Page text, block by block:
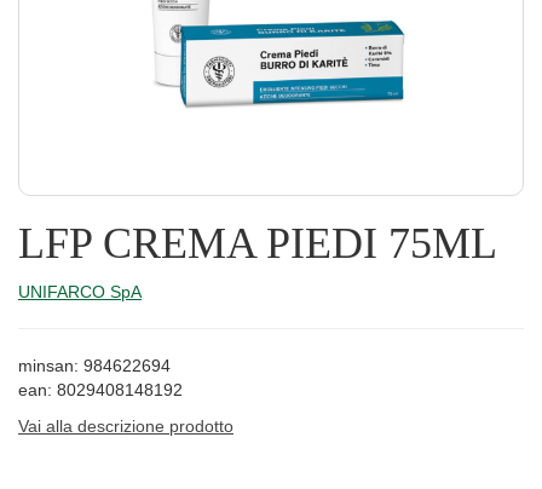
LFP CREMA PIEDI 75ML
UNIFARCO SpA
minsan: 984622694
ean: 8029408148192
Vai alla descrizione prodotto